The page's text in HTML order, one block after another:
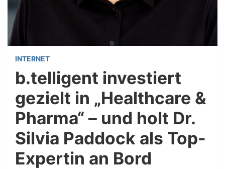
INTERNET
b.telligent investiert
gezielt in „Healthcare &
Pharma“ – und holt Dr.
Silvia Paddock als Top-
Expertin an Bord